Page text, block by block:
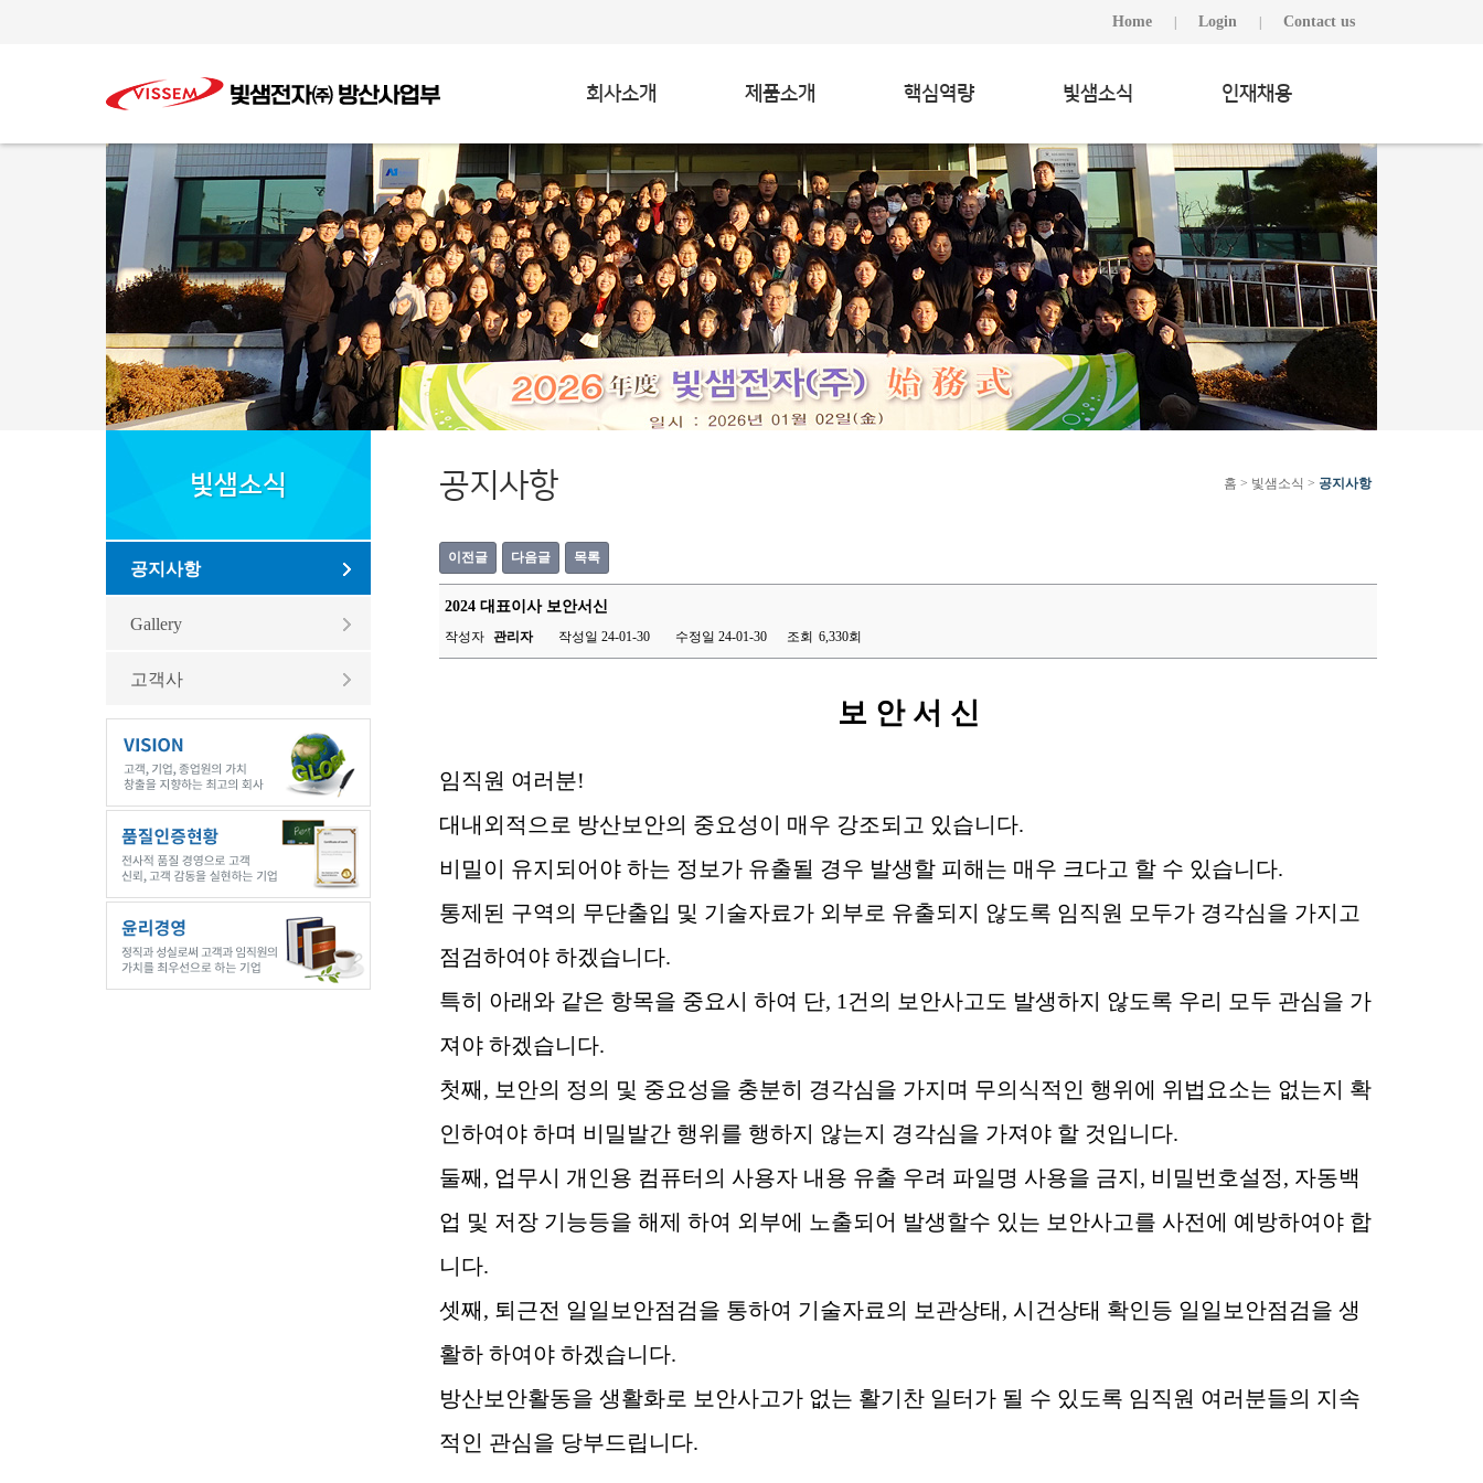
Home Login Contact us
회사소개 제품소개 핵심역량 빛샘소식 인재채용
빛샘소식
공지사항
Gallery
고객사
공지사항 홈 > 빛샘소식 > 공지사항
이전글 다음글 목록
2024 대표이사 보안서신
작성자 관리자 작성일 24-01-30 수정일 24-01-30 조회 6,330회
보 안 서 신
임직원 여러분!
대내외적으로 방산보안의 중요성이 매우 강조되고 있습니다.
비밀이 유지되어야 하는 정보가 유출될 경우 발생할 피해는 매우 크다고 할 수 있습니다.
통제된 구역의 무단출입 및 기술자료가 외부로 유출되지 않도록 임직원 모두가 경각심을 가지고
점검하여야 하겠습니다.
특히 아래와 같은 항목을 중요시 하여 단, 1 건의 보안사고도 발생하지 않도록 우리 모두 관심을 가
져야 하겠습니다.
첫째 , 보안의 정의 및 중요성을 충분히 경각심을 가지며 무의식적인 행위에 위법요소는 없는지 확
인하여야 하며 비밀발간 행위를 행하지 않는지 경각심을 가져야 할 것입니다.
둘째 , 업무시 개인용 컴퓨터의 사용자 내용 유출 우려 파일명 사용을 금지 , 비밀번호설정, 자동백
업 및 저장 기능등을 해제 하여 외부에 노출되어 발생할수 있는 보안사고를 사전에 예방하여야 합
니다.
셋째 , 퇴근전 일일보안점검을 통하여 기술자료의 보관상태 , 시건상태 확인등 일일보안점검을 생
활하 하여야 하겠습니다.
방산보안활동을 생활화로 보안사고가 없는 활기찬 일터가 될 수 있도록 임직원 여러분들의 지속
적인 관심을 당부드립니다.